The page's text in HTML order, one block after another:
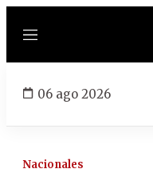
Menú
06 ago 2026
Nacionales